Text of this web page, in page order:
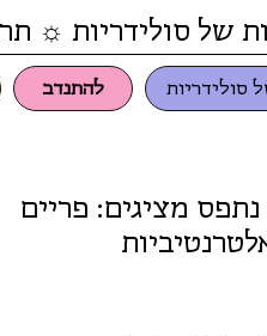
סולידריות להתנדב
סולידריות ☼
מציגים: פריים